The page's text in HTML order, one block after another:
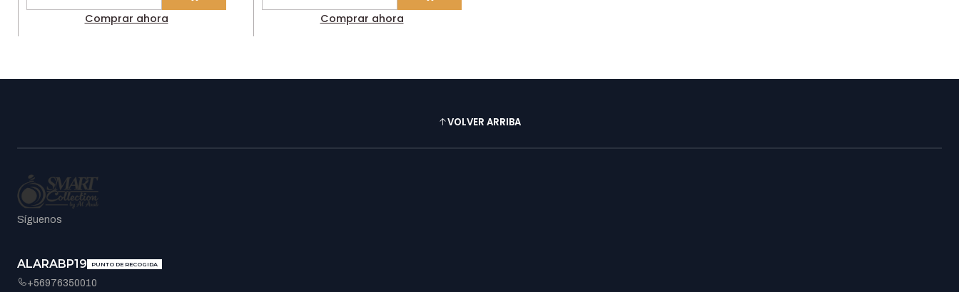
Comprar ahora Comprar ahora
VOLVER ARRIBA
Síguenos
ALARABP19 PUNTO DE RECOGIDA
+56976350010